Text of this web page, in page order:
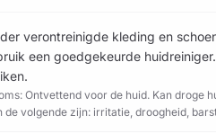
verontreinigde kleding en
een goedgekeurde
Ontvettend voor de huid. Kan droge
de volgende zijn: irritatie, droogheid,